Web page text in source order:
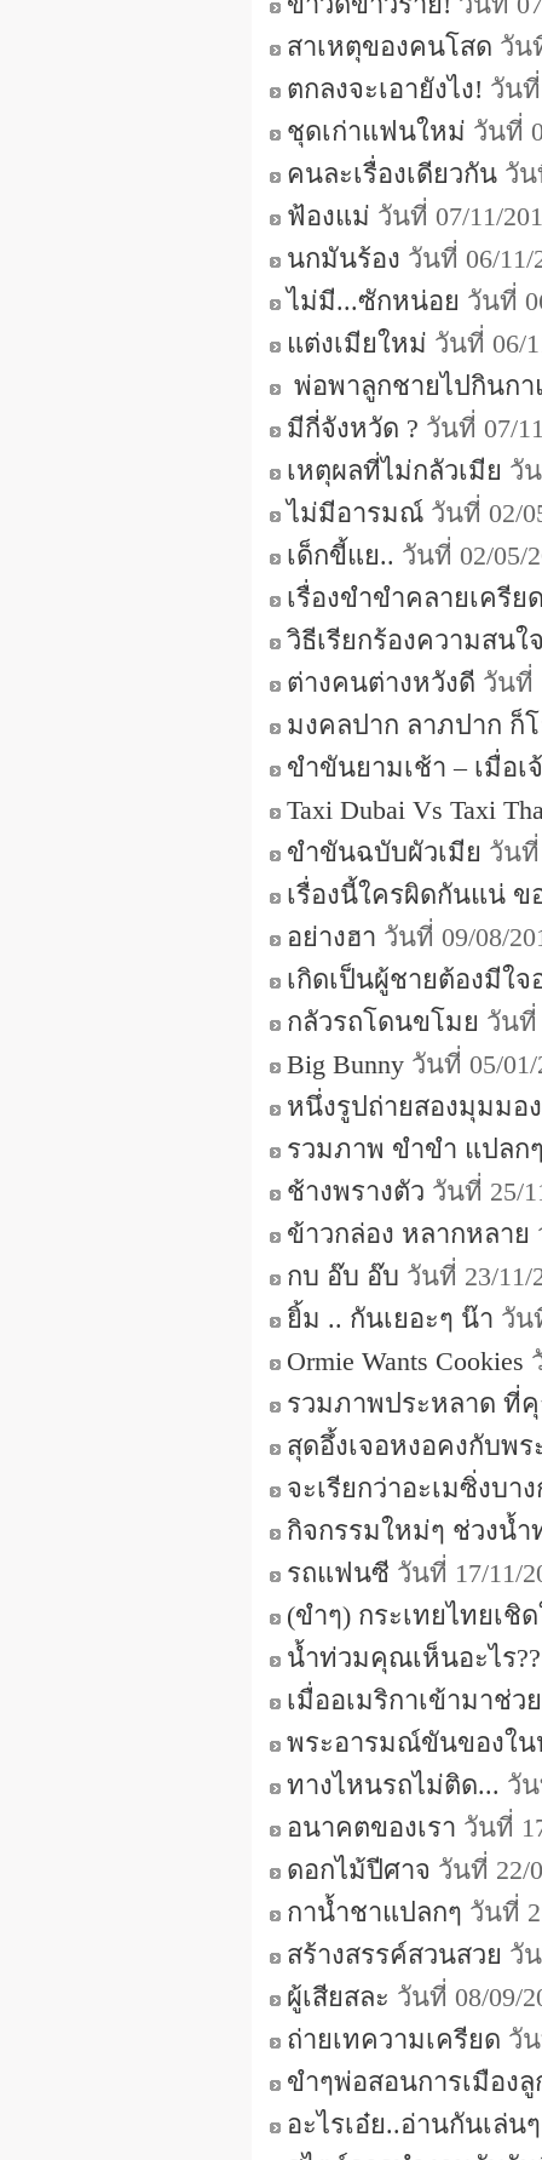
สาเหตุของคนโสด วัน
ตกลงจะเอายังไง! วัน
ชุดเก่าแฟนใหม่ วันที่
คนละเรื่องเดียวกัน วัน
ฟ้องแม่ วันที่ 07/11/
นกมันร้อง วันที่ 06/
ไม่มี...ซักหน่อย วันที่
แต่งเมียใหม่ วันที่ 06/
พ่อพาลูกชายไปกินก
มีกี่จังหวัด ? วันที่ 07/
เหตุผลที่ไม่กลัวเมีย วั
ไม่มีอารมณ์ วันที่ 02/
เด็กขี้แย.. วันที่ 02/05/
เรื่องขำขำคลายเครีย
วิธีเรียกร้องความสนใ
ต่างคนต่างหวังดี วันที่
มงคลปาก ลาภปาก ก็
ขำขันยามเช้า – เมื่อเ
Taxi Dubai Vs Taxi
ขำขันฉบับผัวเมีย วันที่
เรื่องนี้ใครผิดกันแน่
อย่างฮา วันที่ 09/08/
เกิดเป็นผู้ชายต้องมีใ
กลัวรถโดนขโมย วันที่
Big Bunny วันที่ 05/
หนึ่งรูปถ่ายสองมุมมอง
รวมภาพ ขําขํา แปลก
ช้างพรางตัว วันที่ 25/
ข้าวกล่อง หลากหลาย
กบ อ๊บ อ๊บ วันที่ 23/11/
ยิ้ม .. กันเยอะๆ น๊า วัน
Ormie Wants Cookies
รวมภาพประหลาด ที่
สุดอึ้งเจอหงอคงกับพร
จะเรียกว่าอะเมซิ่งบ
กิจกรรมใหม่ๆ ช่วงน้ำ
รถแฟนซี วันที่ 17/11/
(ขำๆ) กระเทยไทยเชิ
น้ำท่วมคุณเห็นอะไร
เมื่ออเมริกาเข้ามาช่ว
พระอารมณ์ขันของใน
ทางไหนรถไม่ติด... วั
อนาคตของเรา วันที่
ดอกไม้ปีศาจ วันที่ 22/
กาน้ำชาแปลกๆ วันที่
สร้างสรรค์สวนสวย วั
ผู้เสียสละ วันที่ 08/09/
ถ่ายเทความเครียด วั
ขำๆพ่อสอนการเมืองลู
อะไรเอ๋ย..อ่านกันเล่น